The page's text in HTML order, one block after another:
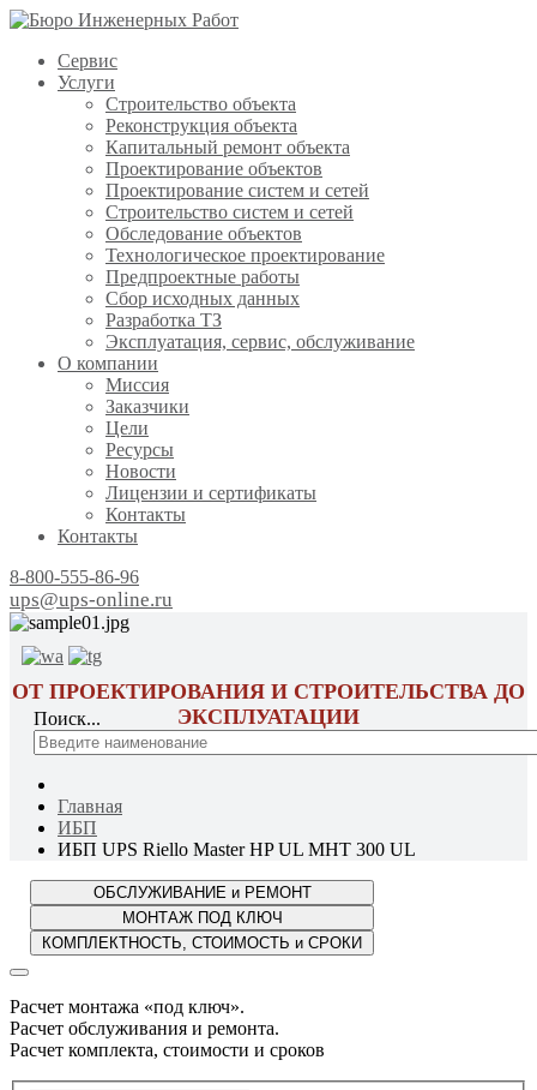
Сервис
Услуги
Строительство объекта
Реконструкция объекта
Капитальный ремонт объекта
Проектирование объектов
Проектирование систем и сетей
Строительство систем и сетей
Обследование объектов
Технологическое проектирование
Предпроектные работы
Сбор исходных данных
Разработка ТЗ
Эксплуатация, сервис, обслуживание
О компании
Миссия
Заказчики
Цели
Ресурсы
Новости
Лицензии и сертификаты
Контакты
Контакты
8-800-555-86-96
ups@ups-online.ru
ОТ ПРОЕКТИРОВАНИЯ И СТРОИТЕЛЬСТВА ДО
ЭКСПЛУАТАЦИИ
Поиск...
Главная
ИБП
ИБП UPS Riello Master HP UL MHT 300 UL
Расчет монтажа «под ключ».
Расчет обслуживания и ремонта.
Расчет комплекта, стоимости и сроков